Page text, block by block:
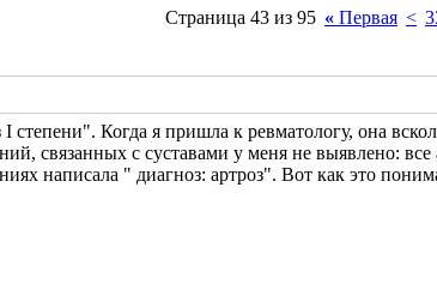
Страница 43 из 95 « Первая <
Когда я пришла к ревматологу, она
связанных с суставами у меня не выявлено:
написала " диагноз: артроз". Вот как это